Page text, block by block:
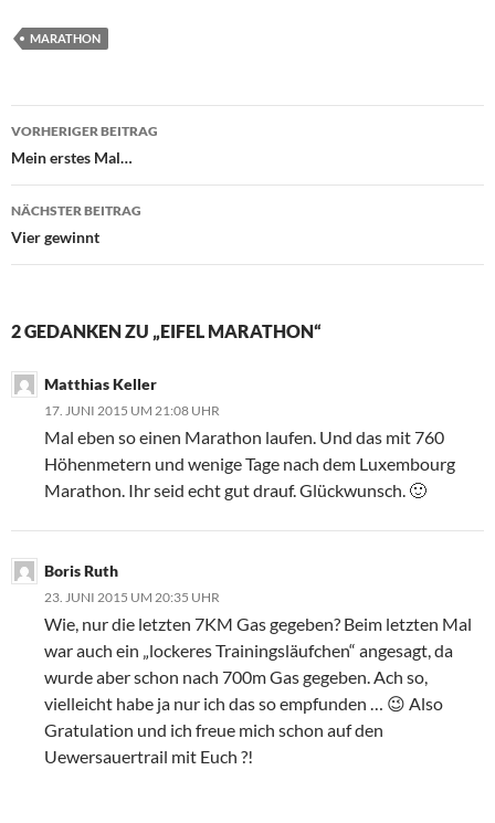
MARATHON
Beitragsnavigation
VORHERIGER BEITRAG
Mein erstes Mal…
NÄCHSTER BEITRAG
Vier gewinnt
2 GEDANKEN ZU „EIFEL MARATHON“
Matthias Keller
17. JUNI 2015 UM 21:08 UHR
Mal eben so einen Marathon laufen. Und das mit 760
Höhenmetern und wenige Tage nach dem Luxembourg
Marathon. Ihr seid echt gut drauf. Glückwunsch. 🙂
Boris Ruth
23. JUNI 2015 UM 20:35 UHR
Wie, nur die letzten 7KM Gas gegeben? Beim letzten Mal
war auch ein „lockeres Trainingsläufchen“ angesagt, da
wurde aber schon nach 700m Gas gegeben. Ach so,
vielleicht habe ja nur ich das so empfunden … 😉 Also
Gratulation und ich freue mich schon auf den
Uewersauertrail mit Euch ?!